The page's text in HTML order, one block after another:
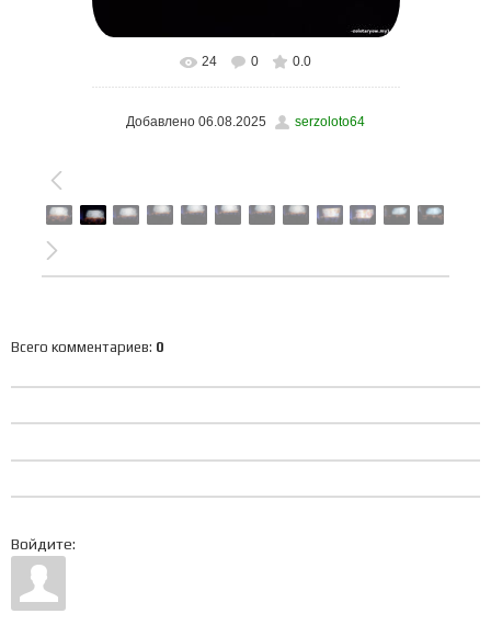
В реальном размере 900x1600
24 0 0.0
Добавлено 06.08.2025 serzoloto64
Всего комментариев: 0
Войдите: